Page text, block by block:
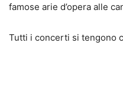
famose arie d’opera alle
Tutti i concerti si tengono